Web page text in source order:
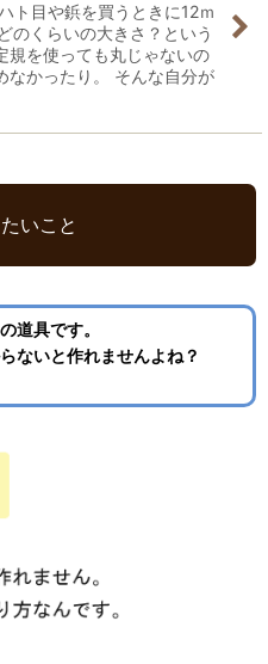
ト目や鋲を買うときに12ｍ
のくらいの大きさ？という
規を使っても丸じゃないの
なかったり。 そんな自分が
いこと
道具です。
ないと作れませんよね？